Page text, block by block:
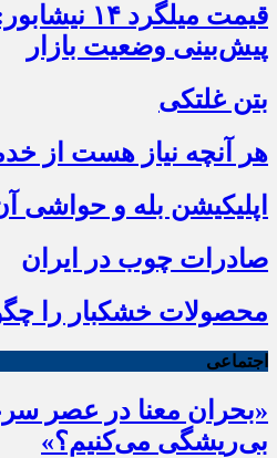
قیمت
پیش‌بینی وضعیت بازار
بتن غلتکی
هر آنچه نیاز هست از
اپلیکیشن بله و حواشی
صادرات چوب در ایران
محصولات خشکبار را
اجتماعی
«بحران معنا در عصر
بی‌ریشگی می‌کنیم؟»